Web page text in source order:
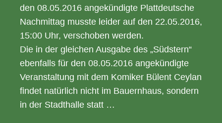
den 08.05.2016 angekündigte Plattdeutsche
Nachmittag musste leider auf den 22.05.2016,
15:00 Uhr, verschoben werden.
Die in der gleichen Ausgabe des „Südstern“
ebenfalls für den 08.05.2016 angekündigte
Veranstaltung mit dem Komiker Bülent Ceylan
findet natürlich nicht im Bauernhaus, sondern
in der Stadthalle statt …